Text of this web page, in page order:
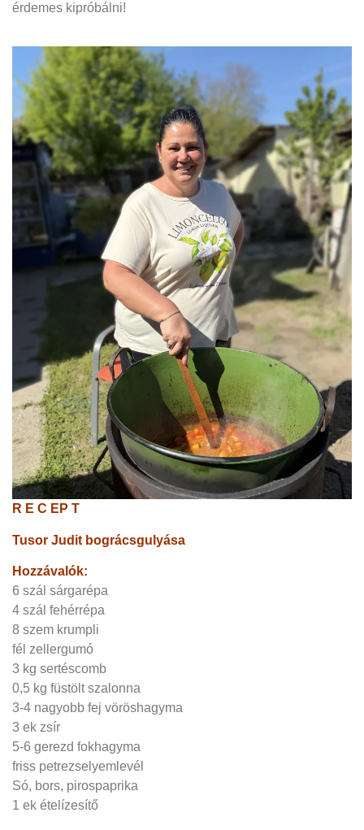
érdemes kipróbálni!
R E C EP T
Tusor Judit bográcsgulyása
Hozzávalók:
6 szál sárgarépa
4 szál fehérrépa
8 szem krumpli
fél zellergumó
3 kg sertéscomb
0,5 kg füstölt szalonna
3-4 nagyobb fej vöröshagyma
3 ek zsír
5-6 gerezd fokhagyma
friss petrezselyemlevél
Só, bors, pirospaprika
1 ek ételízesítő